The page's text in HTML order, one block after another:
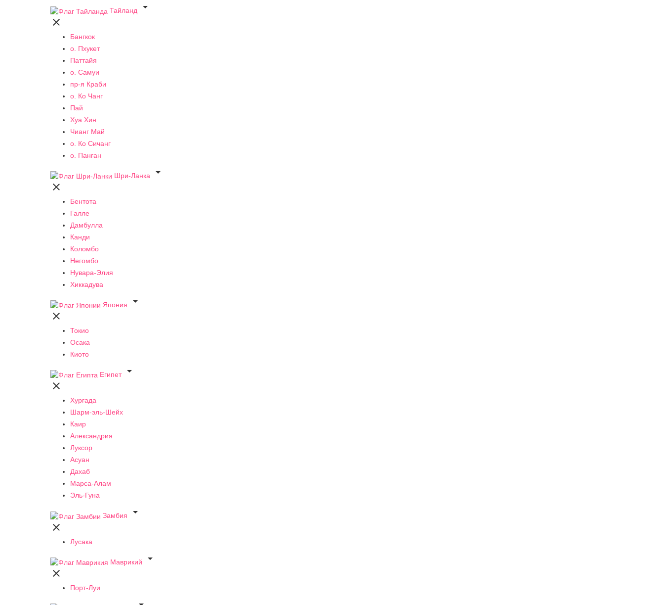
Тайланд


Бангкок
о. Пхукет
Паттайя
о. Самуи
пр-я Краби
о. Ко Чанг
Пай
Хуа Хин
Чианг Май
о. Ко Сичанг
о. Панган
Шри-Ланка


Бентота
Галле
Дамбулла
Канди
Коломбо
Негомбо
Нувара-Элия
Хиккадува
Япония


Токио
Осака
Киото
Египет


Хургада
Шарм-эль-Шейх
Каир
Александрия
Луксор
Асуан
Дахаб
Марса-Алам
Эль-Гуна
Замбия


Лусака
Маврикий


Порт-Луи